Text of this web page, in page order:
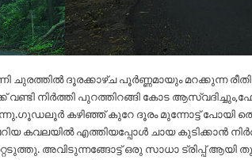
ചുരത്തിൽ ദൂരക്കാഴ്ച പൂർണ്ണമായും മറക്കുന്ന
വണ്ടി നിർത്തി പുറത്തിറങ്ങി കോട
കഴിഞ്ഞ് കുറേ ദൂരം മുന്നോട്ട് പോയി
കവലയിൽ എത്തിയപ്പോൾ ചായ കുടിക്കാൻ
അവിടുന്നങ്ങോട്ട് ഒരു സാധാ ട്രിപ്പ് ആയി